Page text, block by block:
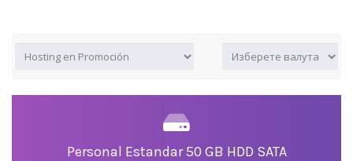
Personal Estandar 50 GB HDD SATA